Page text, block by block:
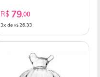
R$ 79,00
3x de R$ 26,33